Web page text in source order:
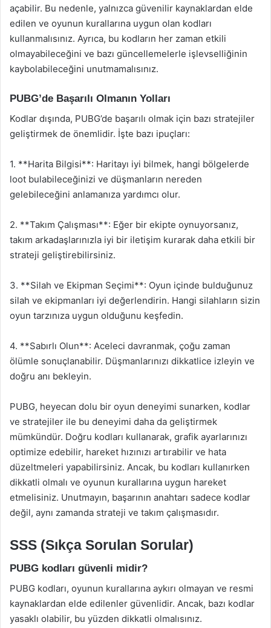
açabilir. Bu nedenle, yalnızca güvenilir kaynaklardan elde
edilen ve oyunun kurallarına uygun olan kodları
kullanmalısınız. Ayrıca, bu kodların her zaman etkili
olmayabileceğini ve bazı güncellemelerle işlevselliğinin
kaybolabileceğini unutmamalısınız.
PUBG’de Başarılı Olmanın Yolları
Kodlar dışında, PUBG’de başarılı olmak için bazı stratejiler
geliştirmek de önemlidir. İşte bazı ipuçları:
1. **Harita Bilgisi**: Haritayı iyi bilmek, hangi bölgelerde
loot bulabileceğinizi ve düşmanların nereden
gelebileceğini anlamanıza yardımcı olur.
2. **Takım Çalışması**: Eğer bir ekipte oynuyorsanız,
takım arkadaşlarınızla iyi bir iletişim kurarak daha etkili bir
strateji geliştirebilirsiniz.
3. **Silah ve Ekipman Seçimi**: Oyun içinde bulduğunuz
silah ve ekipmanları iyi değerlendirin. Hangi silahların sizin
oyun tarzınıza uygun olduğunu keşfedin.
4. **Sabırlı Olun**: Aceleci davranmak, çoğu zaman
ölümle sonuçlanabilir. Düşmanlarınızı dikkatlice izleyin ve
doğru anı bekleyin.
PUBG, heyecan dolu bir oyun deneyimi sunarken, kodlar
ve stratejiler ile bu deneyimi daha da geliştirmek
mümkündür. Doğru kodları kullanarak, grafik ayarlarınızı
optimize edebilir, hareket hızınızı artırabilir ve hata
düzeltmeleri yapabilirsiniz. Ancak, bu kodları kullanırken
dikkatli olmalı ve oyunun kurallarına uygun hareket
etmelisiniz. Unutmayın, başarının anahtarı sadece kodlar
değil, aynı zamanda strateji ve takım çalışmasıdır.
SSS (Sıkça Sorulan Sorular)
PUBG kodları güvenli midir?
PUBG kodları, oyunun kurallarına aykırı olmayan ve resmi
kaynaklardan elde edilenler güvenlidir. Ancak, bazı kodlar
yasaklı olabilir, bu yüzden dikkatli olmalısınız.